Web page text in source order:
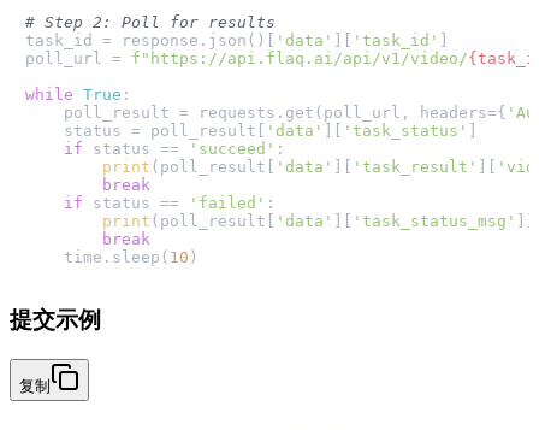
# Step 2: Poll for results
task_id = response.json()[
'data' 'task_id'
poll_url = f"https://api.flaq.ai/api/v1/video/
while True :
    poll_result = requests.get(poll_url, headers={
    status = poll_result[
'data' 'task_status'
if status == 'succeed' :
print (poll_result[ 'data' 'task_result'
break
if status == 'failed' :
print (poll_result[ 'data' 'task_status_msg'
break
    time.sleep(
10
提交示例
复制